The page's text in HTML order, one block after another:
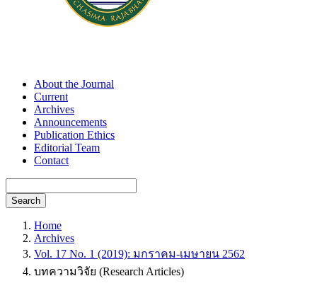
About the Journal
Current
Archives
Announcements
Publication Ethics
Editorial Team
Contact
Search
Home
Archives
Vol. 17 No. 1 (2019): มกราคม-เมษายน 2562
บทความวิจัย (Research Articles)